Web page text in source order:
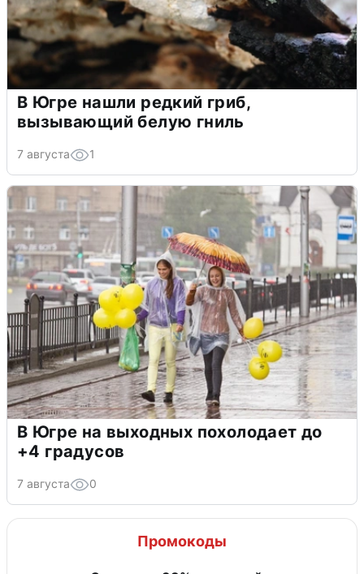
В Югре нашли редкий гриб,
вызывающий белую гниль
7 августа 1
В Югре на выходных похолодает до
+4 градусов
7 августа 0
Промокоды